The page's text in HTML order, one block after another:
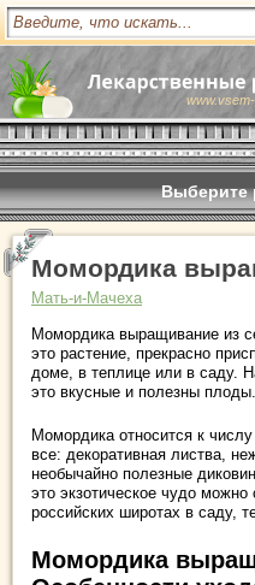
Выберите
Момордика
Мать-и-Мачеха
Момордика выращивание из
это растение, прекрасно
доме, в теплице или в саду.
это вкусные и полезны плоды.
Момордика относится к
все: декоративная листва,
необычайно полезные
это экзотическое чудо
российских широтах в саду,
Момордика